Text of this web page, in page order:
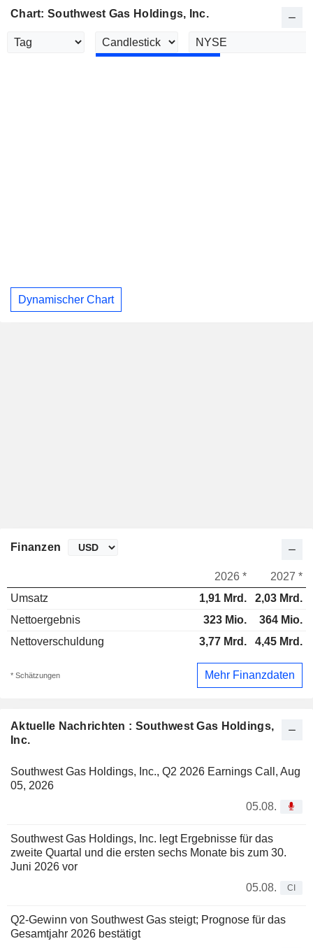
Chart: Southwest Gas Holdings, Inc.
Dynamischer Chart
Aktuelle Nachrichten : Southwest Gas Holdings,
Inc.
Southwest Gas Holdings, Inc., Q2 2026 Earnings Call, Aug
05, 2026
05.08.
Southwest Gas Holdings, Inc. legt Ergebnisse für das
zweite Quartal und die ersten sechs Monate bis zum 30.
Juni 2026 vor
05.08.
CI
Q2-Gewinn von Southwest Gas steigt; Prognose für das
Gesamtjahr 2026 bestätigt
Finanzen
2026 *
2027 *
Umsatz
1,91 Mrd.
2,03 Mrd.
Nettoergebnis
323 Mio.
364 Mio.
Nettoverschuldung
3,77 Mrd. 4,45 Mrd.
* Schätzungen Mehr Finanzdaten